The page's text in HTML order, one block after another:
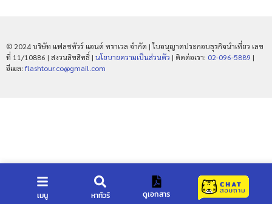
เมนู หาทัวร์ ดูเอกสาร
© 2024 บริษัท แฟลชทัวร์ แอนด์ ทราเวล จำกัด | ใบอนุญาตประกอบธุรกิจนำเที่ยว เลข
ที่ 11/10886 | สงวนลิขสิทธิ์ | นโยบายความเป็นส่วนตัว | ติดต่อเรา: 02-096-5889 |
อีเมล: flashtour.co@gmail.com